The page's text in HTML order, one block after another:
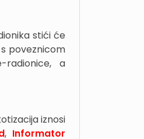
stići će
poveznicom
radionice, a
iznosi
, Informator